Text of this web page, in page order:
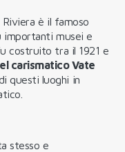
è il famoso
importanti musei e
costruito tra il 1921 e
carismatico Vate
questi luoghi in
stesso e